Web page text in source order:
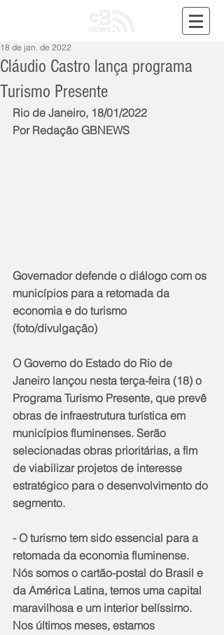
Cláudio Castro lança programa
Turismo Presente
18 de jan. de 2022
Rio de Janeiro, 18/01/2022
Por Redação GBNEWS
Governador defende o diálogo com os
municípios para a retomada da
economia e do turismo
(foto/divulgação)
O Governo do Estado do Rio de
Janeiro lançou nesta terça-feira (18) o
Programa Turismo Presente, que prevê
obras de infraestrutura turística em
municípios fluminenses. Serão
selecionadas obras prioritárias, a fim
de viabilizar projetos de interesse
estratégico para o desenvolvimento do
segmento.
- O turismo tem sido essencial para a
retomada da economia fluminense.
Nós somos o cartão-postal do Brasil e
da América Latina, temos uma capital
maravilhosa e um interior belíssimo.
Nos últimos meses, estamos